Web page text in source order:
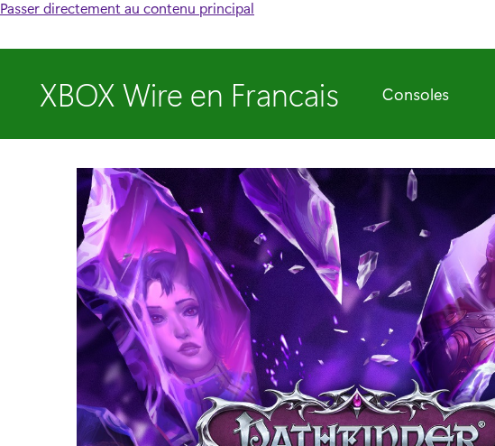
Passer directement au contenu principal
XBOX Wire en Francais Consoles